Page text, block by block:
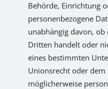
Behörde, Einrichtung
personenbezogene
unabhängig davon,
Dritten handelt oder
eines bestimmten
Unionsrecht oder dem
möglicherweise